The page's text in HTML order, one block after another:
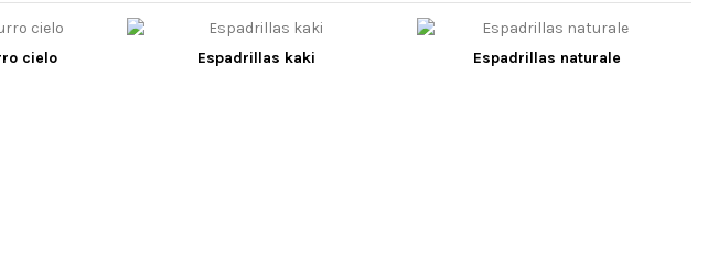
cielo Espadrillas kaki Espadrillas naturale